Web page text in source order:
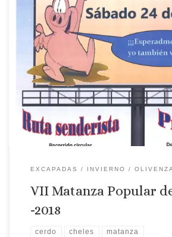
Lugar: Cheles Fecha: 24 de marzo
EXCAPADAS INVIERNO OLIVENZA
VII Matanza Popular
-2018
cerdo cheles matanza